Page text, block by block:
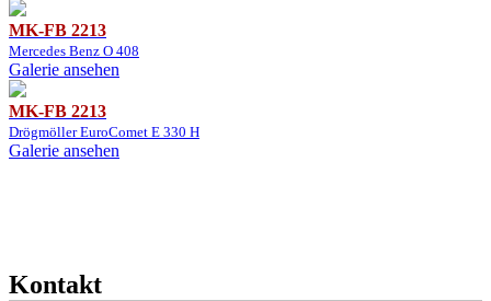
MK-FB 2213
Mercedes Benz O 408
Galerie ansehen
MK-FB 2213
Drögmöller EuroComet E 330 H
Galerie ansehen
Kontakt